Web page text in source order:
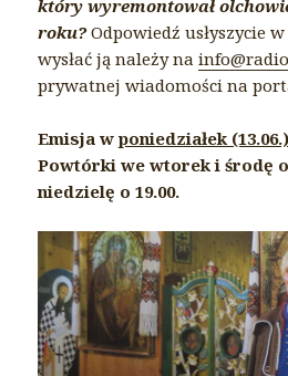
który wyremontował
roku?Odpowiedź usłyszycie
wysłać ją należy na
prywatnej wiadomości na
Emisja wponiedziałek
Powtórki we wtorek i środę о
niedzielę o 19.00.